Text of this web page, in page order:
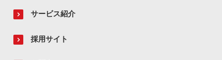
サービス紹介
採用サイト